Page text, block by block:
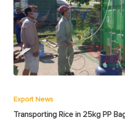
Export News
Transporting Rice in 25kg PP